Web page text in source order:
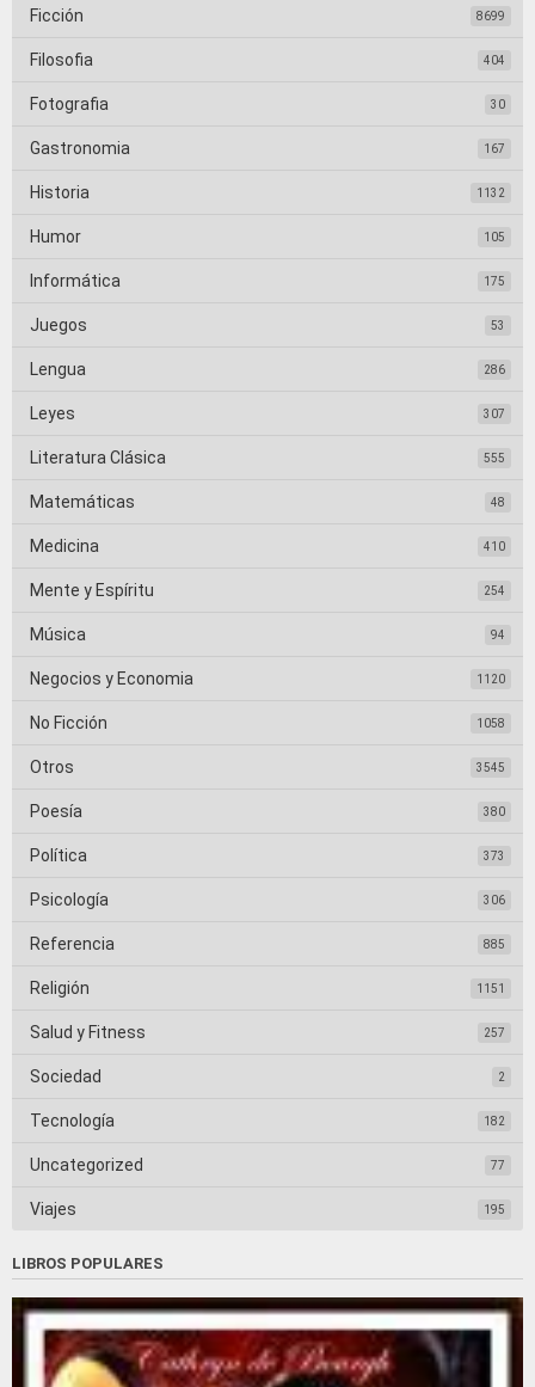
Ficción 8699
Filosofia 404
Fotografia 30
Gastronomia 167
Historia 1132
Humor 105
Informática 175
Juegos 53
Lengua 286
Leyes 307
Literatura Clásica 555
Matemáticas 48
Medicina 410
Mente y Espíritu 254
Música 94
Negocios y Economia 1120
No Ficción 1058
Otros 3545
Poesía 380
Política 373
Psicología 306
Referencia 885
Religión 1151
Salud y Fitness 257
Sociedad 2
Tecnología 182
Uncategorized 77
Viajes 195
LIBROS POPULARES